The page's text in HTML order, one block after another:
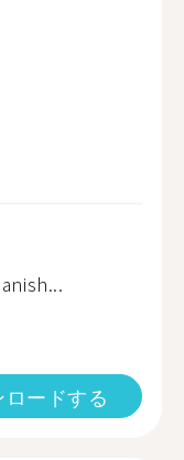
ードする